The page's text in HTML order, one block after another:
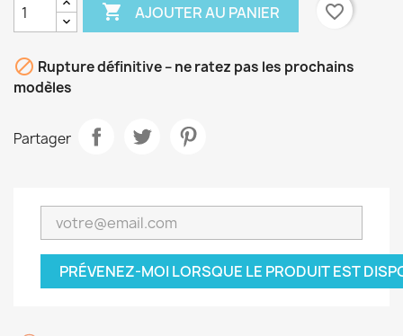
 AJOUTER AU PANIER favorite_border
 Rupture définitive – ne ratez pas les prochains
modèles
Partager
PRÉVENEZ-MOI LORSQUE LE PRODUIT EST